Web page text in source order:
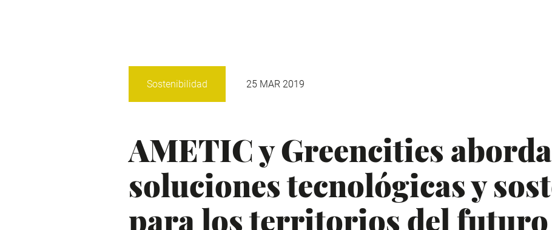
Sostenibilidad 25 MAR 2019
AMETIC y Greencities
soluciones tecnológicas y
para los territorios del futuro